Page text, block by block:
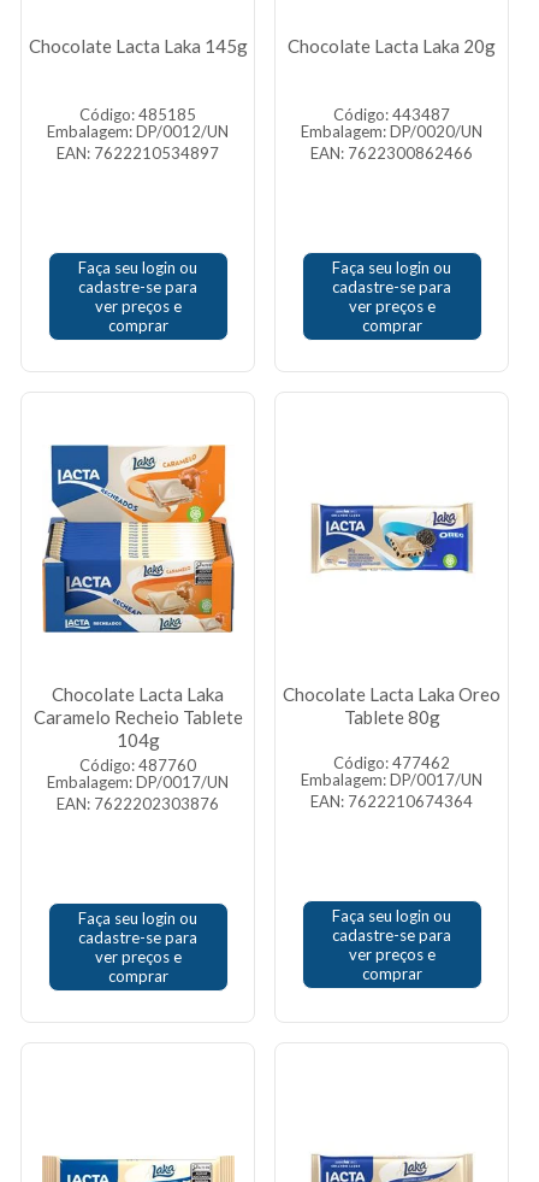
Chocolate Lacta Laka 145g
Código: 485185
Embalagem: DP/0012/UN
EAN: 7622210534897
Faça seu login ou
cadastre-se para
ver preços e
comprar
Chocolate Lacta Laka 20g
Código: 443487
Embalagem: DP/0020/UN
EAN: 7622300862466
Faça seu login ou
cadastre-se para
ver preços e
comprar
Chocolate Lacta Laka
Caramelo Recheio Tablete
104g
Código: 487760
Embalagem: DP/0017/UN
EAN: 7622202303876
Faça seu login ou
cadastre-se para
ver preços e
comprar
Chocolate Lacta Laka Oreo
Tablete 80g
Código: 477462
Embalagem: DP/0017/UN
EAN: 7622210674364
Faça seu login ou
cadastre-se para
ver preços e
comprar